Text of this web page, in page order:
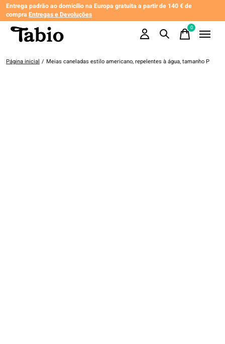
Entrega padrão ao domicílio na Europa gratuita a partir de 140 € de
compra Entregas e Devoluções
0items
Página inicial / Meias caneladas estilo americano, repelentes à água, tamanho P